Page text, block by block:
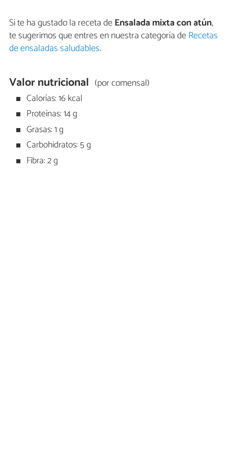
Si te ha gustado la receta deEnsalada mixta con atún,
te sugerimos que entres en nuestra categoría deRecetas
de ensaladas saludables.
Valor nutricional (por comensal)
Calorías: 16 kcal
Proteínas: 14 g
Grasas: 1 g
Carbohidratos: 5 g
Fibra: 2 g